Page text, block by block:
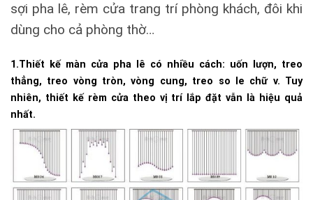
sợi pha lê, rèm cửa trang trí phòng khách, đôi khi
dùng cho cả phòng thờ…
1.Thiết kế màn cửa pha lê có nhiều cách: uốn lượn, treo
thẳng, treo vòng tròn, vòng cung, treo so le chữ v. Tuy
nhiên, thiết kế rèm cửa theo vị trí lắp đặt vẫn là hiệu quả
nhất.